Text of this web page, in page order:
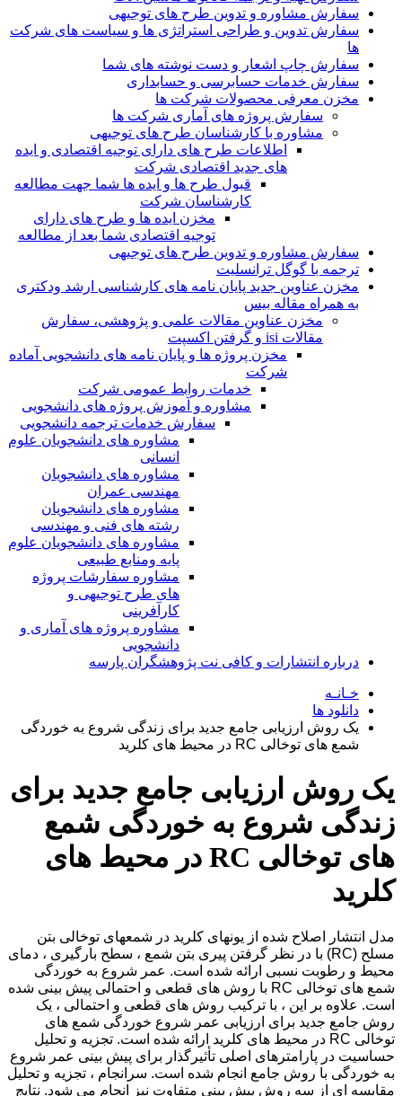
سفارش مشاوره و تدوین طرح های توجیهی
سفارش تدوین و طراحی استراتژی ها و سیاست های شرکت
ها
سفارش چاپ اشعار و دست نوشته های شما
سفارش خدمات حسابرسی و حسابداری
مخزن معرفی محصولات شرکت ها
سفارش پروژه های آماری شرکت ها
مشاوره با کارشناسان طرح های توجیهی
اطلاعات طرح های دارای توجیه اقتصادی و ایده
های جدید اقتصادی شرکت
قبول طرح ها و ایده ها شما جهت مطالعه
کارشناسان شرکت
مخزن ایده ها و طرح های دارای
توجیه اقتصادی شما بعد از مطالعه
سفارش مشاوره و تدوین طرح های توجیهی
ترجمه با گوگل ترانسلیت
مخزن عناوین جدید پایان نامه های کارشناسی ارشد ودکتری
به همراه مقاله بیس
مخزن عناوین مقالات علمی و پژوهشی، سفارش
مقالات isi و گرفتن اکسپت
مخزن پروژه ها و پایان نامه های دانشجویی آماده
شرکت
خدمات روابط عمومی شرکت
مشاوره و آموزش پروژه های دانشجویی
سفارش خدمات ترجمه دانشجویی
مشاوره های دانشجویان علوم
انسانی
مشاوره های دانشجویان
مهندسی عمران
مشاوره های دانشجویان
رشته های فنی و مهندسی
مشاوره های دانشجویان علوم
پایه ومنابع طبیعی
مشاوره سفارشات پروژه
های طرح توجیهی و
کارآفرینی
مشاوره پروژه های آماری و
دانشجویی
درباره انتشارات و کافی نت پژوهشگران پارسه
خـانـه
دانلود ها
یک روش ارزیابی جامع جدید برای زندگی شروع به خوردگی
شمع های توخالی RC در محیط های کلرید
یک روش ارزیابی جامع جدید برای
زندگی شروع به خوردگی شمع
های توخالی RC در محیط های
کلرید
مدل انتشار اصلاح شده از یونهای کلرید در شمعهای توخالی بتن
مسلح (RC) با در نظر گرفتن پیری بتن شمع ، سطح بارگیری ، دمای
محیط و رطوبت نسبی ارائه شده است. عمر شروع به خوردگی
شمع های توخالی RC با روش های قطعی و احتمالی پیش بینی شده
است. علاوه بر این ، با ترکیب روش های قطعی و احتمالی ، یک
روش جامع جدید برای ارزیابی عمر شروع خوردگی شمع های
توخالی RC در محیط های کلرید ارائه شده است. تجزیه و تحلیل
حساسیت در پارامترهای اصلی تأثیرگذار برای پیش بینی عمر شروع
به خوردگی با روش جامع انجام شده است. سرانجام ، تجزیه و تحلیل
مقایسه ای از سه روش پیش بینی متفاوت نیز انجام می شود. نتایج